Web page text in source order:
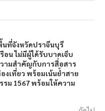
ที่จังหวัดปราจีนบุรี
น ไม่มีผู้ได้รับบาดเจ็บ
ามสำคัญกับการสื่อสาร
เที่ยว พร้อมเน้นย้ำสาย
รม 1567 พร้อมให้ความ